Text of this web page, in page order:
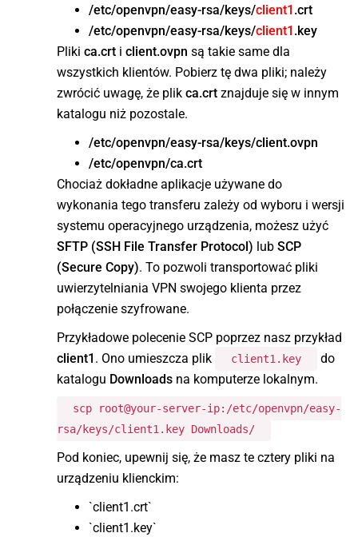
/etc/openvpn/easy-rsa/keys/client1 .crt
/etc/openvpn/easy-rsa/keys/client1 .key
Pliki ca.crt i client.ovpn są takie same dla
wszystkich klientów. Pobierz tę dwa pliki; należy
zwrócić uwagę, że plik ca.crt znajduje się w innym
katalogu niż pozostale.
/etc/openvpn/easy-rsa/keys/client.ovpn
/etc/openvpn/ca.crt
Chociaż dokładne aplikacje używane do
wykonania tego transferu zależy od wyboru i wersji
systemu operacyjnego urządzenia, możesz użyć
SFTP (SSH File Transfer Protocol) lub SCP
(Secure Copy). To pozwoli transportować pliki
uwierzytelniania VPN swojego klienta przez
połączenie szyfrowane.
Przykładowe polecenie SCP poprzez nasz przykład
client1 . Ono umieszcza plik client1.key
do
katalogu Downloads na komputerze lokalnym.
scp root@your-server-ip:/etc/openvpn/easy-
rsa/keys/client1.key Downloads/
Pod koniec, upewnij się, że masz te cztery pliki na
urządzeniu klienckim:
`client1.crt`
`client1.key`